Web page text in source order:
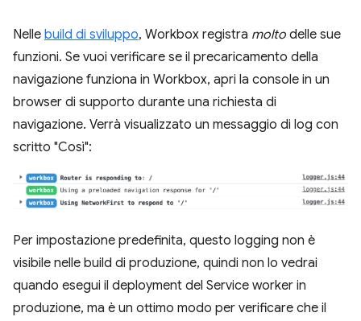
Nelle build di sviluppo, Workbox registra molto delle sue
funzioni. Se vuoi verificare se il precaricamento della
navigazione funziona in Workbox, apri la console in un
browser di supporto durante una richiesta di
navigazione. Verrà visualizzato un messaggio di log con
scritto "Così":
Per impostazione predefinita, questo logging non è
visibile nelle build di produzione, quindi non lo vedrai
quando esegui il deployment del Service worker in
produzione, ma è un ottimo modo per verificare che il